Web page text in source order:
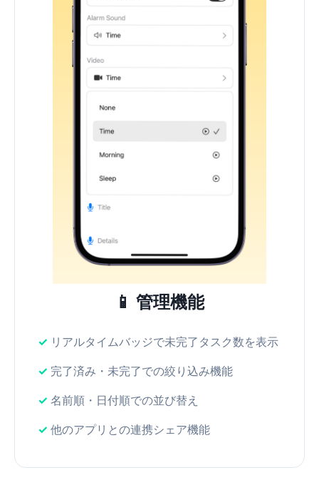
📱 管理機能
リアルタイムバッジで未完了タスク数を表示
完了済み・未完了での絞り込み機能
名前順・日付順での並び替え
他のアプリとの連携シェア機能